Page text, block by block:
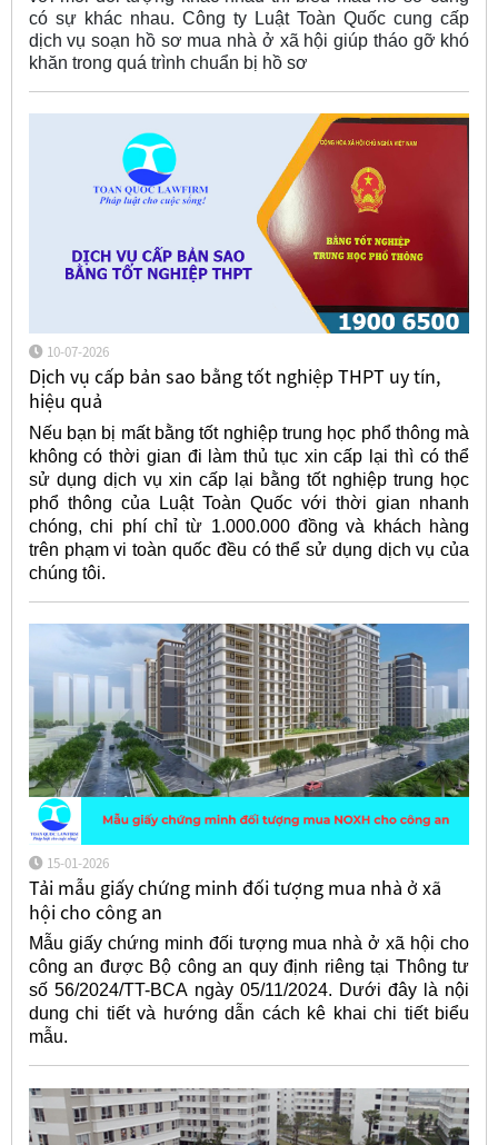
có sự khác nhau. Công ty Luật Toàn Quốc cung cấp
dịch vụ soạn hồ sơ mua nhà ở xã hội giúp tháo gỡ khó
khăn trong quá trình chuẩn bị hồ sơ
10-07-2026
Dịch vụ cấp bản sao bằng tốt nghiệp THPT uy tín,
hiệu quả
Nếu bạn bị mất bằng tốt nghiệp trung học phổ thông mà
không có thời gian đi làm thủ tục xin cấp lại thì có thể
sử dụng dịch vụ xin cấp lại bằng tốt nghiệp trung học
phổ thông của Luật Toàn Quốc với thời gian nhanh
chóng, chi phí chỉ từ 1.000.000 đồng và khách hàng
trên phạm vi toàn quốc đều có thể sử dụng dịch vụ của
chúng tôi.
15-01-2026
Tải mẫu giấy chứng minh đối tượng mua nhà ở xã
hội cho công an
Mẫu giấy chứng minh đối tượng mua nhà ở xã hội cho
công an được Bộ công an quy định riêng tại Thông tư
số 56/2024/TT-BCA ngày 05/11/2024. Dưới đây là nội
dung chi tiết và hướng dẫn cách kê khai chi tiết biểu
mẫu.